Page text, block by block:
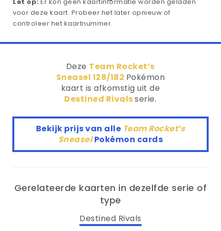
voor deze kaart. Probeer het later opnieuw of
controleer het kaartnummer.
Deze Team Rocket’s
Sneasel 128/182 Pokémon
kaart is afkomstig uit de
Destined Rivalsserie.
Bekijk prijs van alle Team Rocket’s
SneaselPokémon cards
Gerelateerde kaarten in dezelfde serie of
type
Destined Rivals